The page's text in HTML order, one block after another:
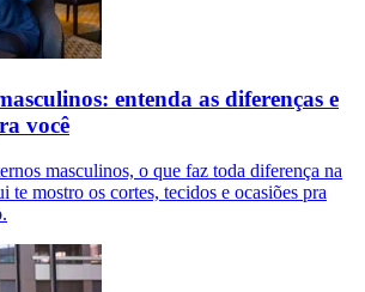
entenda as diferenças e
você
masculinos, o que faz toda diferença na
te mostro os cortes, tecidos e ocasiões pra